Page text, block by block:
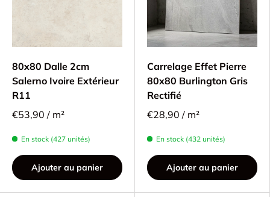
80x80 Dalle 2cm
Salerno Ivoire Extérieur
R11
€53,90 / m²
En stock (427 unités)
Ajouter au panier
Carrelage Effet Pierre
80x80 Burlington Gris
Rectifié
€28,90 / m²
En stock (432 unités)
Ajouter au panier